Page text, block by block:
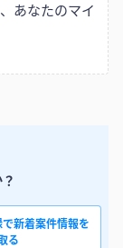
あなたのマイ
新着案件情報を
る